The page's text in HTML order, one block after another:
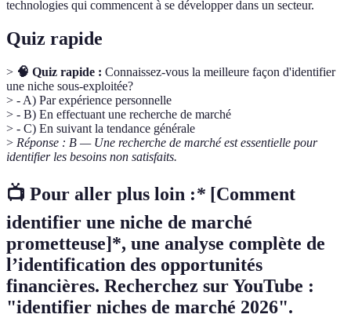
technologies qui commencent à se développer dans un secteur.
Quiz rapide
> 🧠 Quiz rapide : Connaissez-vous la meilleure façon d'identifier
une niche sous-exploitée?
> - A) Par expérience personnelle
> - B) En effectuant une recherche de marché
> - C) En suivant la tendance générale
> Réponse : B — Une recherche de marché est essentielle pour
identifier les besoins non satisfaits.
📺 Pour aller plus loin :* [Comment
identifier une niche de marché
prometteuse]*, une analyse complète de
l’identification des opportunités
financières. Recherchez sur YouTube :
"identifier niches de marché 2026".